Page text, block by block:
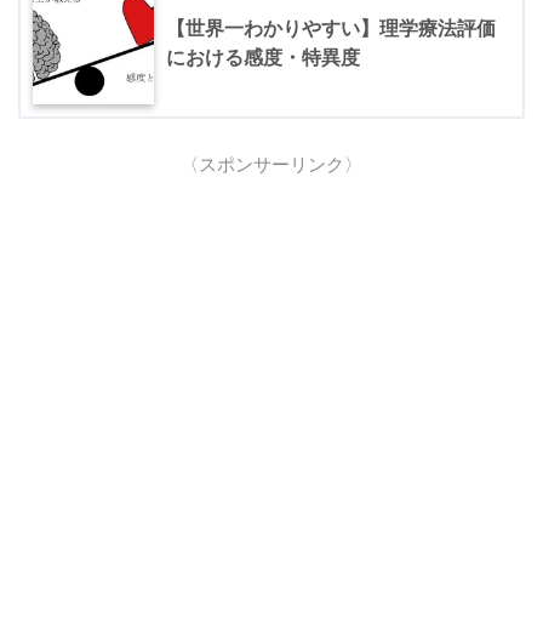
【世界一わかりやすい】理学療法評価
における感度・特異度
〈スポンサーリンク〉